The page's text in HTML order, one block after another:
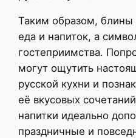
Таким образом, блины
еда и напиток, а
гостеприимства.
могут ощутить
русской кухни и
её вкусовых
напитки идеально
праздничные и